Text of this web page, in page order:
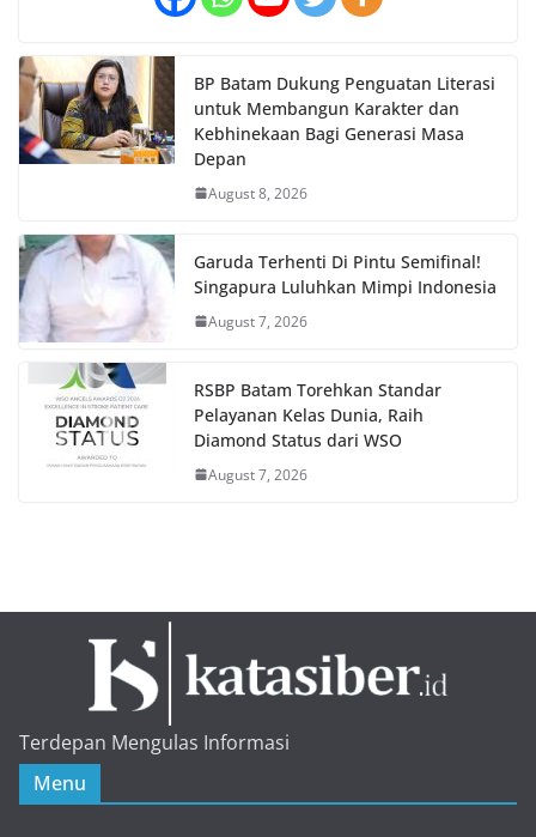
BP Batam Dukung Penguatan Literasi
untuk Membangun Karakter dan
Kebhinekaan Bagi Generasi Masa
Depan
August 8, 2026
Garuda Terhenti Di Pintu Semifinal!
Singapura Luluhkan Mimpi Indonesia
August 7, 2026
RSBP Batam Torehkan Standar
Pelayanan Kelas Dunia, Raih
Diamond Status dari WSO
August 7, 2026
Terdepan Mengulas Informasi
Menu